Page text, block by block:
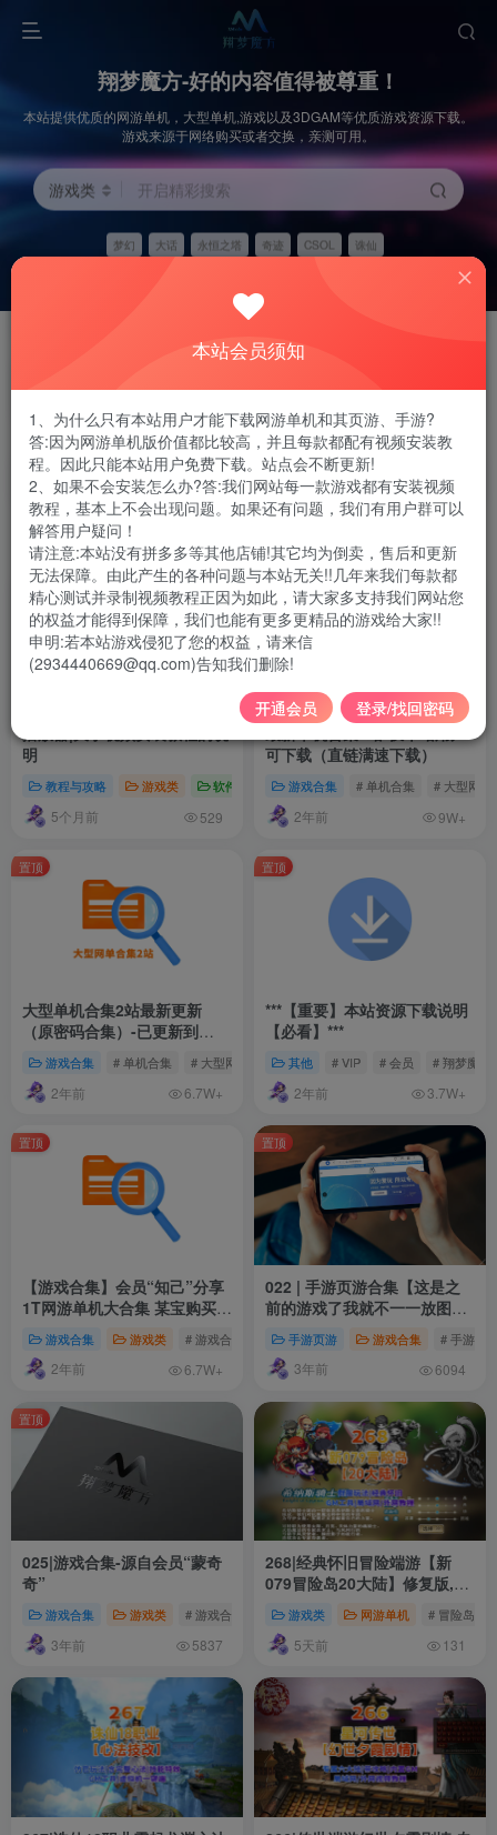
翔梦魔方-好的内容值得被尊重！
本站提供优质的网游单机，大型单机,游戏以及3DGAM等优质游戏资源下载。
游戏来源于网络购买或者交换，亲测可用。
游戏类 开启精彩搜索
梦幻 大话 永恒之塔 奇迹 CSOL 诛仙
More grow up more lonely, more grow up more uneasy.
越长大越孤单 ，越长大越不安
排序 更新 浏览 点赞 评论
置顶
播放器|关于视频安装教程的说
明
教程与攻略 游戏类 软件类 # 播放器 # 安装教程 # QQ影音
5个月前 529
置顶
可下载（直链满速下载）
游戏合集 # 单机合集 # 大型网单
2年前 9W+
置顶
大型单机合集2站最新更新
（原密码合集）-已更新到
游戏合集 # 单机合集 # 大型网单
2年前 6.7W+
置顶
***【重要】本站资源下载说明
【必看】***
其他 # VIP # 会员 # 翔梦魔方
2年前 3.7W+
置顶
【游戏合集】会员“知己”分享
1T网游单机大合集 某宝购买收
拟机一键端 )
游戏合集 游戏类 # 游戏合集
2年前 6.7W+
置顶
022 | 手游页游合集【这是之
前的游戏了我就不一一放图
手游页游 游戏合集 # 手游页
3年前 6094
置顶
025|游戏合集-源自会员“蒙奇
奇”
游戏合集 游戏类 # 游戏合集 # 会员专享
3年前 5837
268|经典怀旧冒险端游【新
079冒险岛20大陆】修复版,特
色群服玩法,带详细玩法攻略
+GM后台+局域外网教程
游戏类 网游单机 # 冒险岛
5天前 131
本站会员须知
1、为什么只有本站用户才能下载网游单机和其页游、手游?
答:因为网游单机版价值都比较高，并且每款都配有视频安装教
程。因此只能本站用户免费下载。站点会不断更新!
2、如果不会安装怎么办?答:我们网站每一款游戏都有安装视频
教程，基本上不会出现问题。如果还有问题，我们有用户群可以
解答用户疑问！
请注意:本站没有拼多多等其他店铺!其它均为倒卖，售后和更新
无法保障。由此产生的各种问题与本站无关!!几年来我们每款都
精心测试并录制视频教程正因为如此，请大家多支持我们网站您
的权益才能得到保障，我们也能有更多更精品的游戏给大家!!
申明:若本站游戏侵犯了您的权益，请来信
(2934440669@qq.com)告知我们删除!
开通会员 登录/找回密码